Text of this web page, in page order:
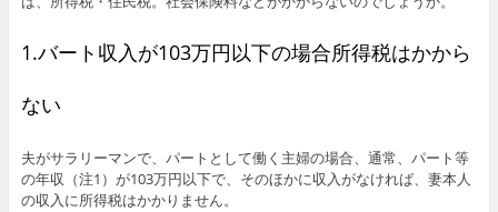
1.バート収入が103万円以下の場合所得税はかから
ない
夫がサラリーマンで、パートとして働く主婦の場合、通常、パート等
の年収（注1）が103万円以下で、そのほかに収入がなければ、妻本人
の収入に所得税はかかりません。